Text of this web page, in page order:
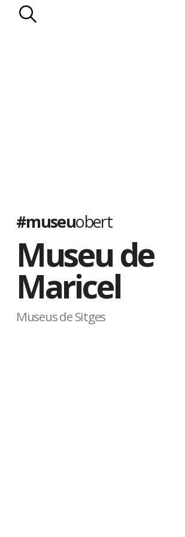
#museuobert
Museu de
Maricel
Museus de Sitges